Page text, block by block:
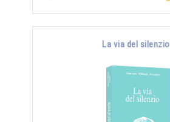
La via del silenzio